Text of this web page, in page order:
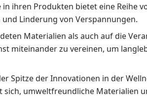
ihren Produkten bietet eine Reihe
Linderung von Verspannungen.
Materialien als auch auf die
miteinander zu vereinen, um
Spitze der Innovationen in der
sich, umweltfreundliche Materialien